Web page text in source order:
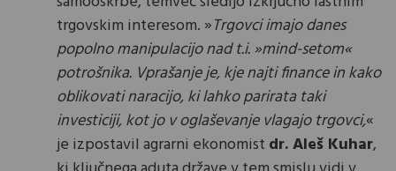
trgovskim interesom. »Trgovci imajo danes
popolno manipulacijo nad t.i. »mind-setom«
potrošnika. Vprašanje je, kje najti finance in kako
oblikovati naracijo, ki lahko parirata taki
investiciji, kot jo v oglaševanje vlagajo trgovci,«
je izpostavil agrarni ekonomist dr. Aleš Kuhar,